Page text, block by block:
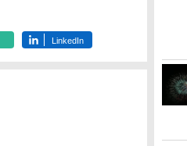
LinkedIn